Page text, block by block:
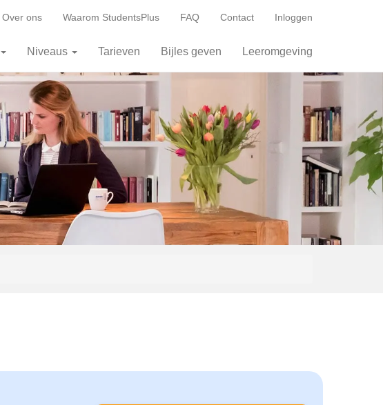
Over ons Waarom StudentsPlus FAQ Contact Inloggen
Niveaus Tarieven Bijles geven Leeromgeving